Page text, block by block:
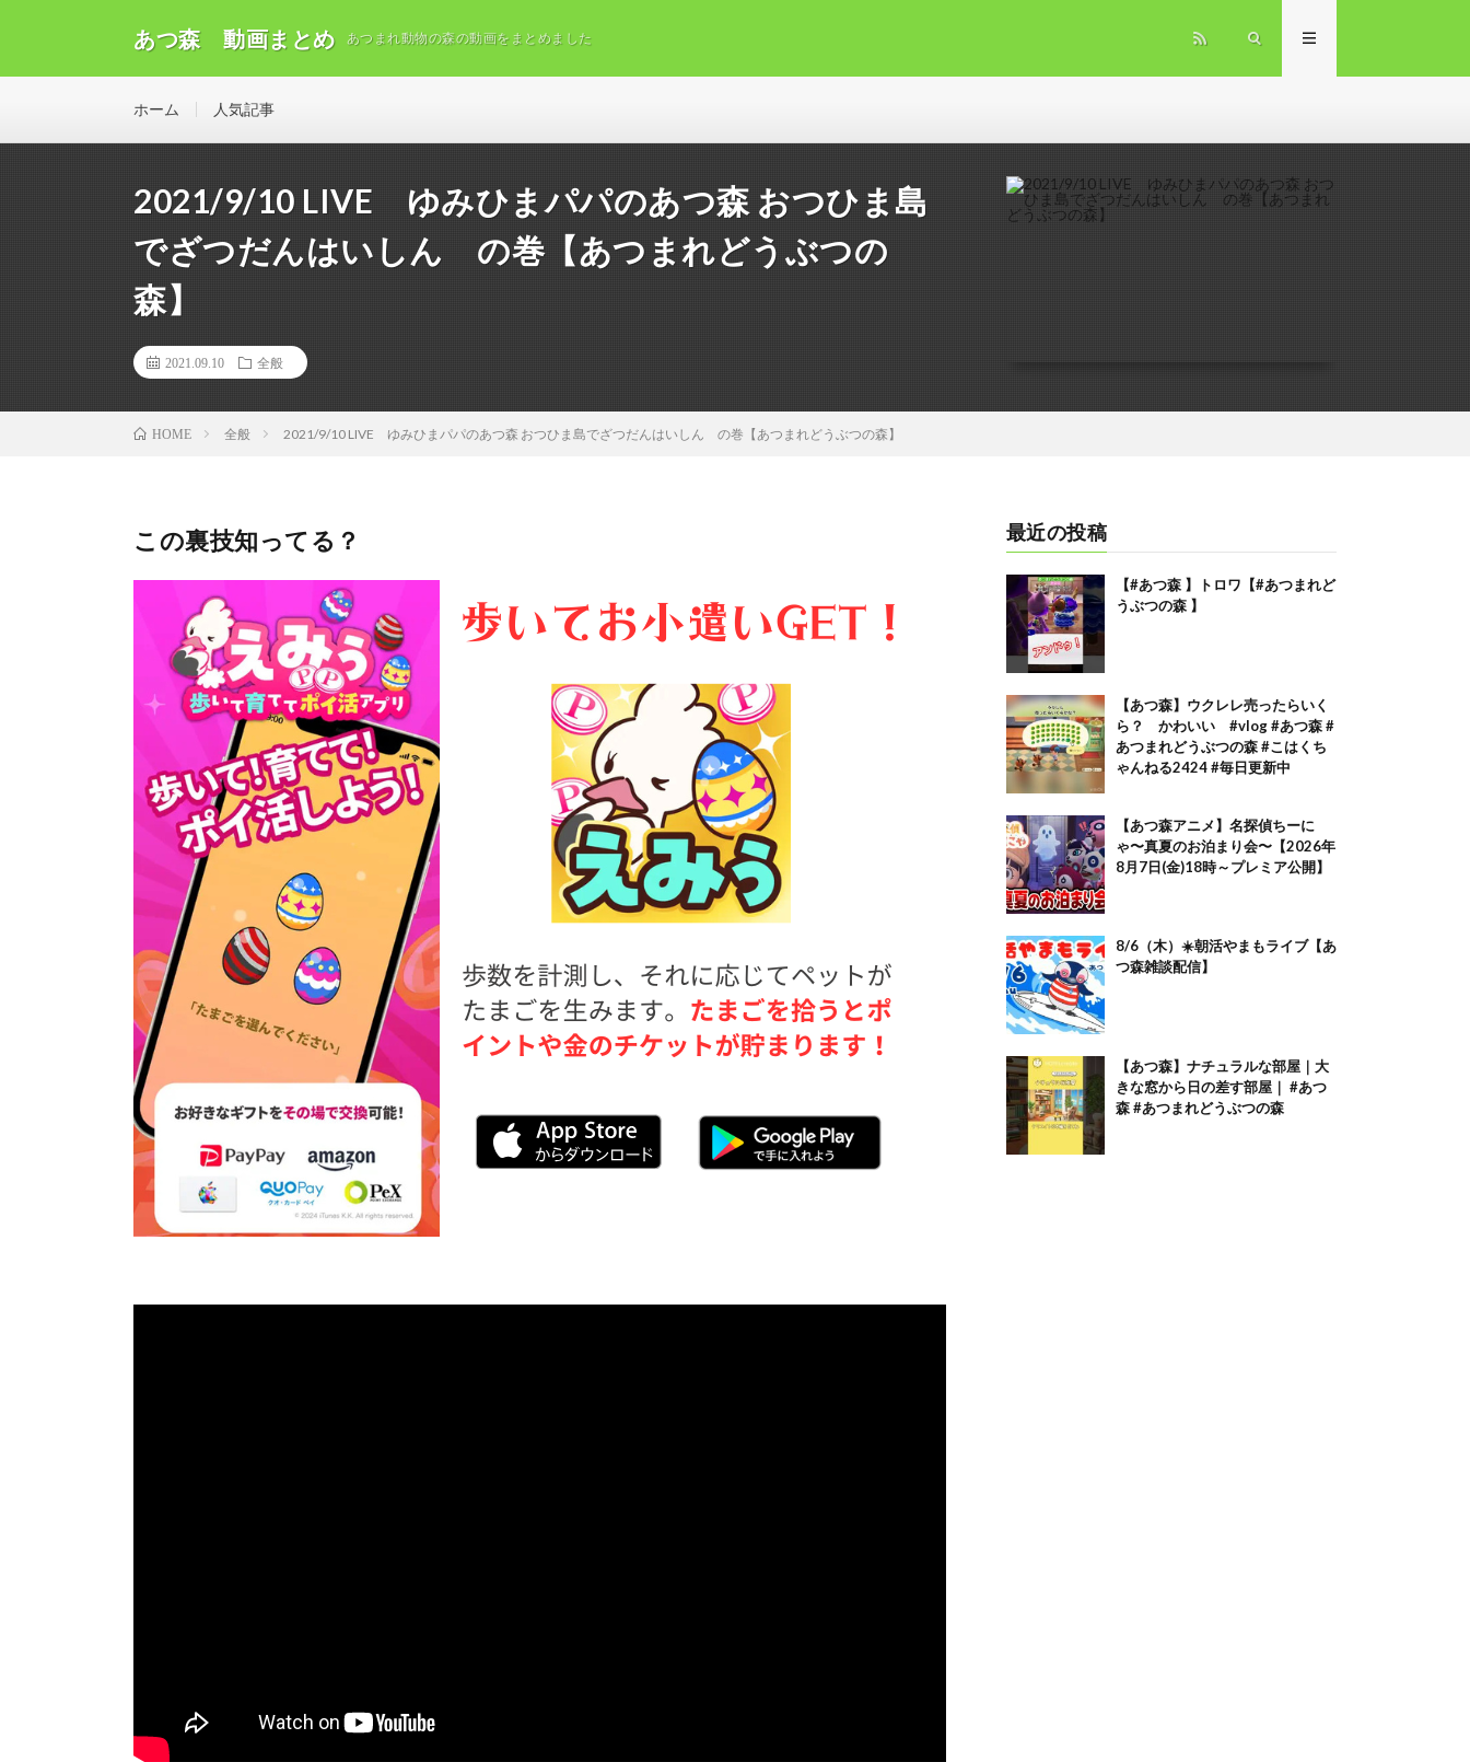
あつ森 動画まとめ あつまれ動物の森の動画をまとめました
ホーム 人気記事
2021/9/10 LIVE ゆみひまパパのあつ森 おつひま島
でざつだんはいしん の巻【あつまれどうぶつの
森】
2021.09.10 全般
HOME 全般 2021/9/10 LIVE ゆみひまパパのあつ森 おつひま島でざつだんはいしん の巻【あつまれどうぶつの森】
この裏技知ってる？ 最近の投稿
【#あつ森 】トロワ【#あつまれど
うぶつの森 】
【あつ森】ウクレレ売ったらいく
ら？ かわいい #vlog #あつ森 #
あつまれどうぶつの森 #こはくち
ゃんねる2424 #毎日更新中
【あつ森アニメ】名探偵ちーに
ゃ〜真夏のお泊まり会〜【2026年
8月7日(金)18時～プレミア公開】
8/6（木）☀️朝活やまもライブ【あ
つ森雑談配信】
【あつ森】ナチュラルな部屋｜大
きな窓から日の差す部屋｜ #あつ
森 #あつまれどうぶつの森